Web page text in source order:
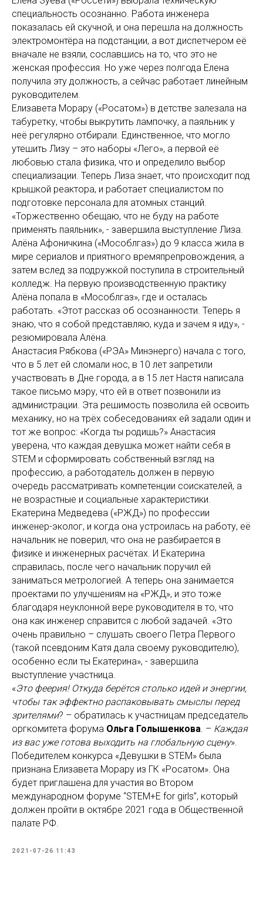
специальность осознанно. Работа инженера
показалась ей скучной, и она перешла на должность
электромонтёра на подстанции, а вот диспетчером её
вначале не взяли, сославшись на то, что это не
женская профессия. Но уже через полгода Елена
получила эту должность, а сейчас работает линейным
руководителем.
Елизавета Морару («Росатом») в детстве залезала на
табуретку, чтобы выкрутить лампочку, а паяльник у
неё регулярно отбирали. Единственное, что могло
утешить Лизу – это наборы «Лего», а первой её
любовью стала физика, что и определило выбор
специализации. Теперь Лиза знает, что происходит под
крышкой реактора, и работает специалистом по
подготовке персонала для атомных станций.
«Торжественно обещаю, что не буду на работе
применять паяльник», - завершила выступление Лиза.
Алёна Афоничкина («Мособлгаз») до 9 класса жила в
мире сериалов и приятного времяпрепровождения, а
затем вслед за подружкой поступила в строительный
колледж. На первую производственную практику
Алёна попала в «Мособлгаз», где и осталась
работать. «Этот рассказ об осознанности. Теперь я
знаю, что я собой представляю, куда и зачем я иду», -
резюмировала Алёна.
Анастасия Рябкова («РЭА» Минэнерго) начала с того,
что в 5 лет ей сломали нос, в 10 лет запретили
участвовать в Дне города, а в 15 лет Настя написала
такое письмо мэру, что ей в ответ позвонили из
администрации. Эта решимость позволила ей освоить
механику, но на трёх собеседованиях ей задали один и
тот же вопрос: «Когда ты родишь?» Анастасия
уверена, что каждая девушка может найти себя в
STEM и сформировать собственный взгляд на
профессию, а работодатель должен в первую
очередь рассматривать компетенции соискателей, а
не возрастные и социальные характеристики.
Екатерина Медведева («РЖД») по профессии
инженер-эколог, и когда она устроилась на работу, её
начальник не поверил, что она не разбирается в
физике и инженерных расчётах. И Екатерина
справилась, после чего начальник поручил ей
заниматься метрологией. А теперь она занимается
проектами по улучшениям на «РЖД», и это тоже
благодаря неуклонной вере руководителя в то, что
она как инженер справится с любой задачей. «Это
очень правильно – слушать своего Петра Первого
(такой псевдоним Катя дала своему руководителю),
особенно если ты Екатерина», - завершила
выступление участница.
«Это феерия! Откуда берётся столько идей и энергии,
чтобы так эффектно распаковывать смыслы перед
зрителями? – обратилась к участницам председатель
оргкомитета форума Ольга Голышенкова. – Каждая
из вас уже готова выходить на глобальную сцену».
Победителем конкурса «Девушки в STEM» была
признана Елизавета Морару из ГК «Росатом». Она
будет приглашена для участия во Втором
международном форуме “STEM+E for girls”, который
должен пройти в октябре 2021 года в Общественной
палате РФ.
2021-07-26 11:43